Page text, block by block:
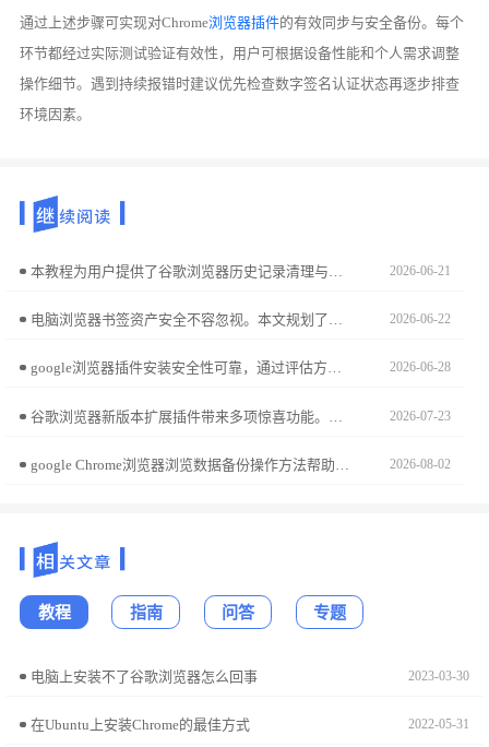
通过上述步骤可实现对Chrome浏览器插件的有效同步与安全备份。每个
环节都经过实际测试验证有效性，用户可根据设备性能和个人需求调整
操作细节。遇到持续报错时建议优先检查数字签名认证状态再逐步排查
环境因素。
2026-06-21
电脑浏览器书签资产安全不容忽视。本文规划了本地+云端的双重同步策略，通过增量更新机制，确保书签在多设备间实时互通，且随时可执行离线安全归档。 2026-06-22
google浏览器插件安装安全性可靠，通过评估方法可防止恶意插件。文章提供安装注意事项和操作建议，保障数据安全。 2026-06-28
2026-07-23
2026-08-02
教程 指南 问答 专题
电脑上安装不了谷歌浏览器怎么回事 2023-03-30
在Ubuntu上安装Chrome的最佳方式 2022-05-31